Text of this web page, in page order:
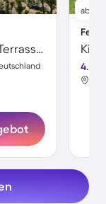
Ferienhaus mit Grill, Garten und Terrasse | Meerblick
ab
4.3